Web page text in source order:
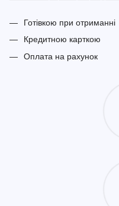
Готівкою при отриманні
Кредитною карткою
Оплата на рахунок